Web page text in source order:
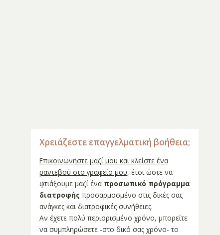
Χρειάζεστε επαγγελματική βοήθεια;
Επικοινωνήστε μαζί μου και κλείστε ένα
ραντεβού στο γραφείο μου, έτσι ώστε να
φτιάξουμε μαζί ένα προσωπικό πρόγραμμα
διατροφής προσαρμοσμένο στις δικές σας
ανάγκες και διατροφικές συνήθειες.
Αν έχετε πολύ περιορισμένο χρόνο, μπορείτε
να συμπληρώσετε -στο δικό σας χρόνο- το